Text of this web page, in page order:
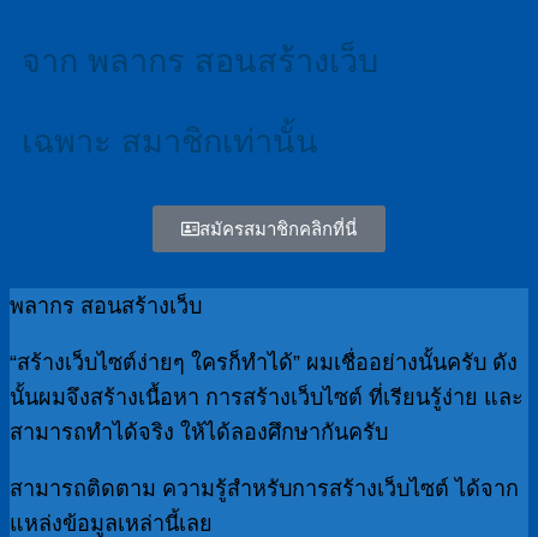
จาก พลากร สอนสร้างเว็บ
เฉพาะ สมาชิกเท่านั้น
สมัครสมาชิกคลิกที่นี่
พลากร สอนสร้างเว็บ
“สร้างเว็บไซต์ง่ายๆ ใครก็ทำได้” ผมเชื่ออย่างนั้นครับ ดัง
นั้นผมจึงสร้างเนื้อหา การสร้างเว็บไซต์ ที่เรียนรู้ง่าย และ
สามารถทำได้จริง ให้ได้ลองศึกษากันครับ
สามารถติดตาม ความรู้สำหรับการสร้างเว็บไซต์ ได้จาก
แหล่งข้อมูลเหล่านี้เลย